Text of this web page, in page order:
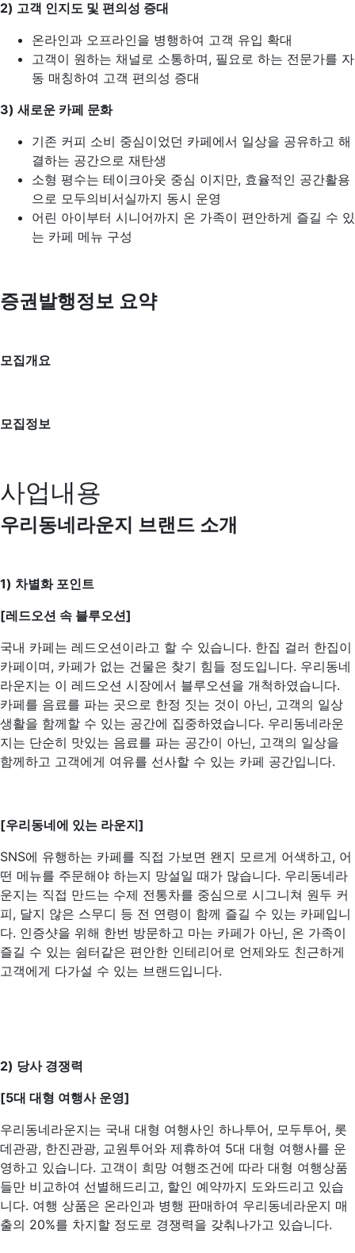
2) 고객 인지도 및 편의성 증대
온라인과 오프라인을 병행하여 고객 유입 확대
고객이 원하는 채널로 소통하며, 필요로 하는 전문가를 자
동 매칭하여 고객 편의성 증대
3) 새로운 카페 문화
기존 커피 소비 중심이었던 카페에서 일상을 공유하고 해
결하는 공간으로 재탄생
소형 평수는 테이크아웃 중심 이지만, 효율적인 공간활용
으로 모두의비서실까지 동시 운영
어린 아이부터 시니어까지 온 가족이 편안하게 즐길 수 있
는 카페 메뉴 구성
증권발행정보 요약
모집개요
모집정보
사업내용
우리동네라운지 브랜드 소개
1) 차별화 포인트
[레드오션 속 블루오션]
국내 카페는 레드오션이라고 할 수 있습니다. 한집 걸러 한집이
카페이며, 카페가 없는 건물은 찾기 힘들 정도입니다. 우리동네
라운지는 이 레드오션 시장에서 블루오션을 개척하였습니다.
카페를 음료를 파는 곳으로 한정 짓는 것이 아닌, 고객의 일상
생활을 함께할 수 있는 공간에 집중하였습니다. 우리동네라운
지는 단순히 맛있는 음료를 파는 공간이 아닌, 고객의 일상을
함께하고 고객에게 여유를 선사할 수 있는 카페 공간입니다.
[우리동네에 있는 라운지]
SNS에 유행하는 카페를 직접 가보면 왠지 모르게 어색하고, 어
떤 메뉴를 주문해야 하는지 망설일 때가 많습니다. 우리동네라
운지는 직접 만드는 수제 전통차를 중심으로 시그니쳐 원두 커
피, 달지 않은 스무디 등 전 연령이 함께 즐길 수 있는 카페입니
다. 인증샷을 위해 한번 방문하고 마는 카페가 아닌, 온 가족이
즐길 수 있는 쉼터같은 편안한 인테리어로 언제와도 친근하게
고객에게 다가설 수 있는 브랜드입니다.
2) 당사 경쟁력
[5대 대형 여행사 운영]
우리동네라운지는 국내 대형 여행사인 하나투어, 모두투어, 롯
데관광, 한진관광, 교원투어와 제휴하여 5대 대형 여행사를 운
영하고 있습니다. 고객이 희망 여행조건에 따라 대형 여행상품
들만 비교하여 선별해드리고, 할인 예약까지 도와드리고 있습
니다. 여행 상품은 온라인과 병행 판매하여 우리동네라운지 매
출의 20%를 차지할 정도로 경쟁력을 갖춰나가고 있습니다.